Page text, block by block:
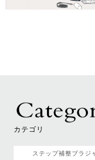
カテゴリ
ステップ補整ブラジ